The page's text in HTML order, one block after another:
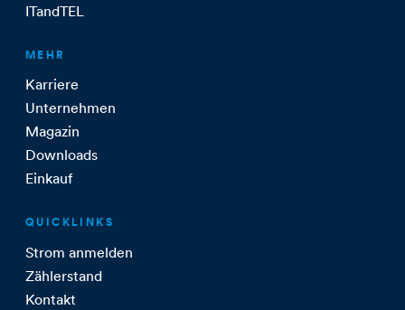
ITandTEL
MEHR
Karriere
Unternehmen
Magazin
Downloads
Einkauf
QUICKLINKS
Strom anmelden
Zählerstand
Kontakt